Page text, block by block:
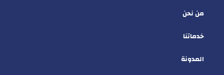
من نحن
خدماتنا
المدونة